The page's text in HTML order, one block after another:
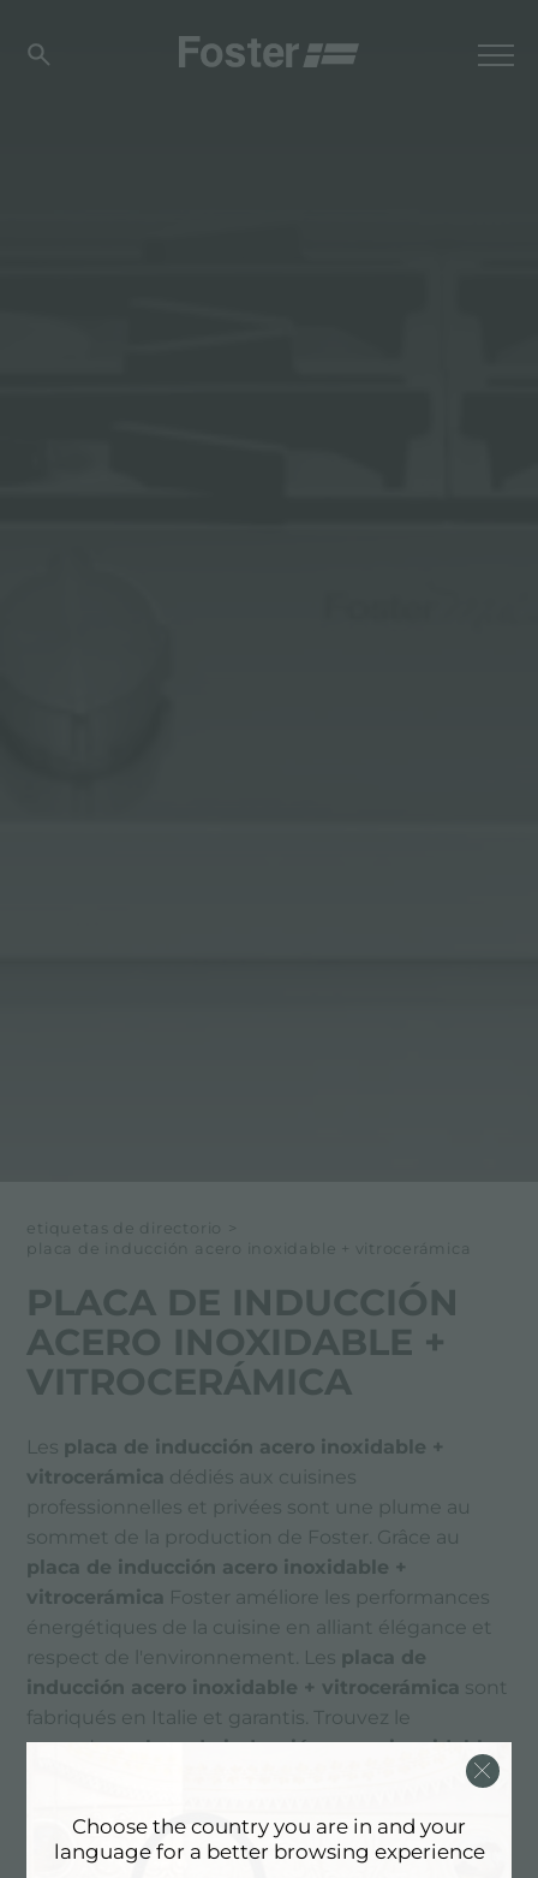
etiquetas de directorio
>
placa de inducción acero inoxidable + vitrocerámica
PLACA DE INDUCCIÓN
ACERO INOXIDABLE +
VITROCERÁMICA
Les placa de inducción acero inoxidable +
vitrocerámica dédiés aux cuisines
professionnelles et privées sont une plume au
sommet de la production de Foster. Grâce au
placa de inducción acero inoxidable +
vitrocerámica Foster améliore les performances
énergétiques de la cuisine en alliant élégance et
respect de l'environnement. Les placa de
inducción acero inoxidable + vitrocerámica sont
fabriqués en Italie et garantis. Trouvez le
revendeurplaca de inducción acero inoxidable
le plus proche de chez vous et
Choose the country you are in and your
language for a better browsing experience